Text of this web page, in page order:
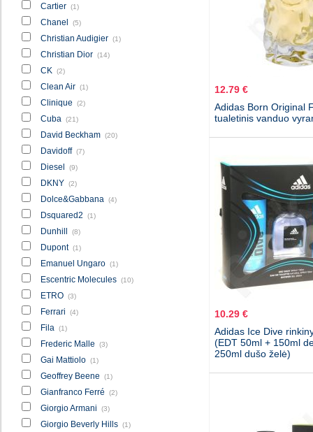
Cartier (1)
Chanel (5)
Christian Audigier (1)
Christian Dior (14)
CK (2)
Clean Air (1)
Clinique (2)
Cuba (21)
David Beckham (20)
Davidoff (7)
Diesel (9)
DKNY (2)
Dolce&Gabbana (4)
Dsquared2 (1)
Dunhill (8)
Dupont (1)
Emanuel Ungaro (1)
Escentric Molecules (10)
ETRO (3)
Ferrari (4)
Fila (1)
Frederic Malle (3)
Gai Mattiolo (1)
Geoffrey Beene (1)
Gianfranco Ferré (2)
Giorgio Armani (3)
Giorgio Beverly Hills (1)
12.79 €
Adidas Born Original
tualetinis vanduo
10.29 €
Adidas Ice Dive
(EDT 50ml + 150ml
250ml dušo želė)